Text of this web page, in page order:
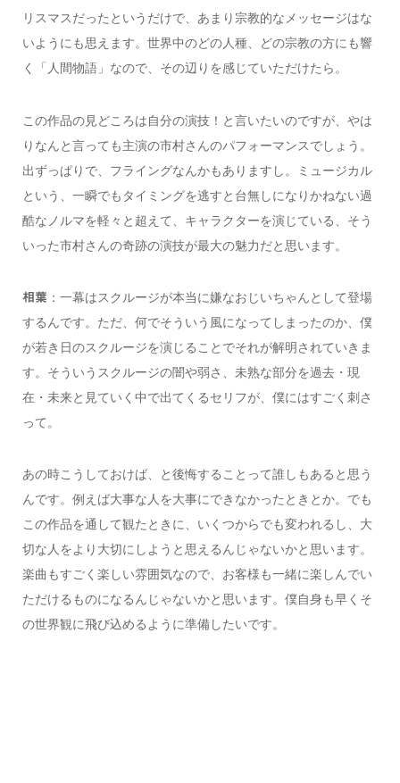
リスマスだったというだけで、あまり宗教的なメッセージはな
いようにも思えます。世界中のどの人種、どの宗教の方にも響
く「人間物語」なので、その辺りを感じていただけたら。
この作品の見どころは自分の演技！と言いたいのですが、やは
りなんと言っても主演の市村さんのパフォーマンスでしょう。
出ずっぱりで、フライングなんかもありますし。ミュージカル
という、一瞬でもタイミングを逃すと台無しになりかねない過
酷なノルマを軽々と超えて、キャラクターを演じている、そう
いった市村さんの奇跡の演技が最大の魅力だと思います。
相葉 ：一幕はスクルージが本当に嫌なおじいちゃんとして登場
するんです。ただ、何でそういう風になってしまったのか、僕
が若き日のスクルージを演じることでそれが解明されていきま
す。そういうスクルージの闇や弱さ、未熟な部分を過去・現
在・未来と見ていく中で出てくるセリフが、僕にはすごく刺さ
って。
あの時こうしておけば、と後悔することって誰しもあると思う
んです。例えば大事な人を大事にできなかったときとか。でも
この作品を通して観たときに、いくつからでも変われるし、大
切な人をより大切にしようと思えるんじゃないかと思います。
楽曲もすごく楽しい雰囲気なので、お客様も一緒に楽しんでい
ただけるものになるんじゃないかと思います。僕自身も早くそ
の世界観に飛び込めるように準備したいです。